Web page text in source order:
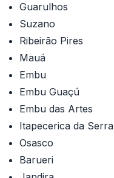
Guarulhos
Suzano
Ribeirão Pires
Mauá
Embu
Embu Guaçú
Embu das Artes
Itapecerica da Serra
Osasco
Barueri